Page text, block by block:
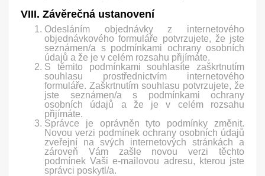
VIII. Závěrečná ustanovení
Odesláním objednávky z internetového
objednávkového formuláře potvrzujete, že jste
seznámen/a s podmínkami ochrany osobních
údajů a že je v celém rozsahu přijímáte.
S těmito podmínkami souhlasíte zaškrtnutím
souhlasu prostřednictvím internetového
formuláře. Zaškrtnutím souhlasu potvrzujete, že
jste seznámen/a s podmínkami ochrany
osobních údajů a že je v celém rozsahu
přijímáte.
Správce je oprávněn tyto podmínky změnit.
Novou verzi podmínek ochrany osobních údajů
zveřejní na svých internetových stránkách a
zároveň Vám zašle novou verzi těchto
podmínek Vaši e-mailovou adresu, kterou jste
správci poskytl/a.